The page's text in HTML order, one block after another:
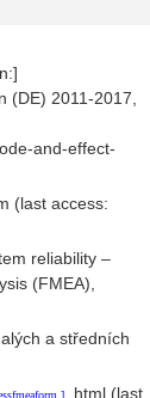
(DE) 2011-2017,
and-effect-
(last access:
reliability –
(FMEA),
a středních
. html (last